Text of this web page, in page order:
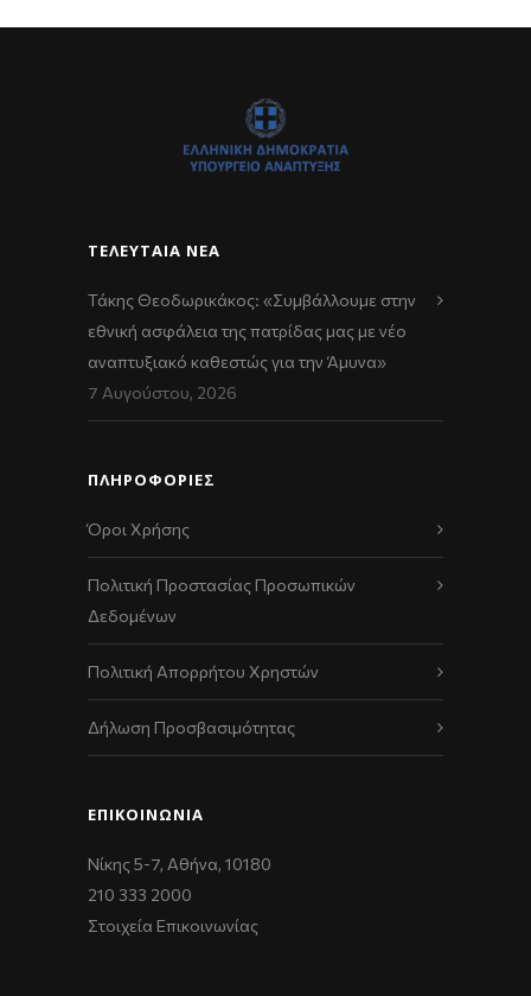
ΤΕΛΕΥΤΑΊΑ ΝΈΑ
Τάκης Θεοδωρικάκος: «Συμβάλλουμε στην
εθνική ασφάλεια της πατρίδας μας με νέο
αναπτυξιακό καθεστώς για την Άμυνα»
7 Αυγούστου, 2026
ΠΛΗΡΟΦΟΡΙΕΣ
Όροι Χρήσης
Πολιτική Προστασίας Προσωπικών
Δεδομένων
Πολιτική Απορρήτου Χρηστών
Δήλωση Προσβασιμότητας
ΕΠΙΚΟΙΝΩΝΊΑ
Νίκης 5-7, Αθήνα, 10180
210 333 2000
Στοιχεία Επικοινωνίας